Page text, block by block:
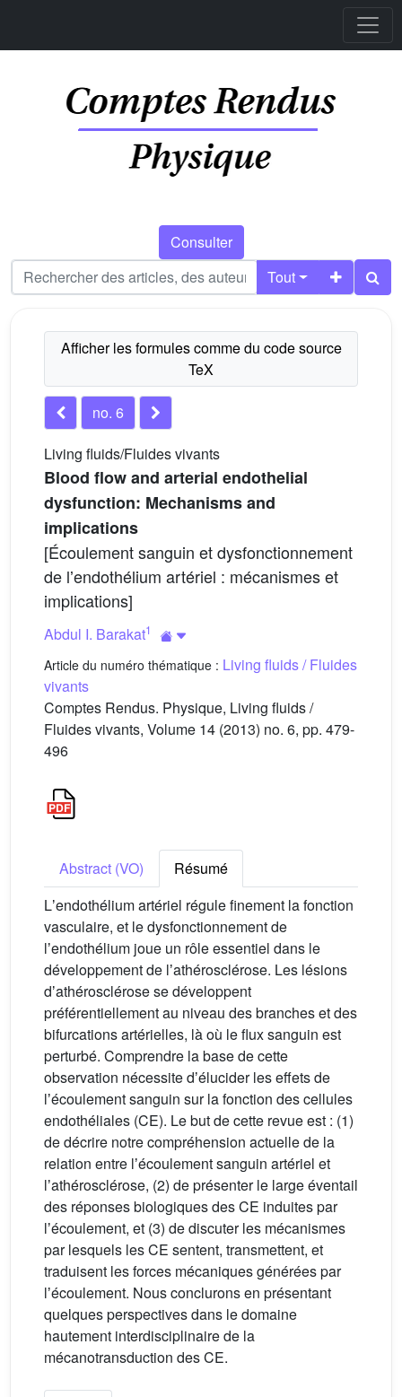
Consulter
Tout
no. 6
Living fluids/Fluides vivants
Blood flow and arterial endothelial
dysfunction: Mechanisms and
implications
[Écoulement sanguin et dysfonctionnement
de lʼendothélium artériel : mécanismes et
implications]
Abdul I. Barakat1
Article du numéro thématique : Living fluids / Fluides
vivants
Comptes Rendus. Physique, Living fluids /
Fluides vivants, Volume 14 (2013) no. 6, pp. 479-
496
Abstract (VO)
Résumé
Lʼendothélium artériel régule finement la fonction
vasculaire, et le dysfonctionnement de
lʼendothélium joue un rôle essentiel dans le
développement de lʼathérosclérose. Les lésions
dʼathérosclérose se développent
préférentiellement au niveau des branches et des
bifurcations artérielles, là où le flux sanguin est
perturbé. Comprendre la base de cette
observation nécessite dʼélucider les effets de
lʼécoulement sanguin sur la fonction des cellules
endothéliales (CE). Le but de cette revue est : (1)
de décrire notre compréhension actuelle de la
relation entre lʼécoulement sanguin artériel et
lʼathérosclérose, (2) de présenter le large éventail
des réponses biologiques des CE induites par
lʼécoulement, et (3) de discuter les mécanismes
par lesquels les CE sentent, transmettent, et
traduisent les forces mécaniques générées par
lʼécoulement. Nous conclurons en présentant
quelques perspectives dans le domaine
hautement interdisciplinaire de la
mécanotransduction des CE.